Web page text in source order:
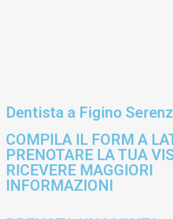
Dentista a Figino
COMPILA IL FORM A
PRENOTARE LA TUA
RICEVERE MAGGIORI
INFORMAZIONI